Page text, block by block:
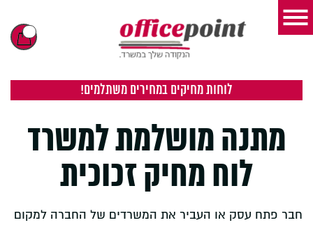
לוחות מחיקים במחירים משתלמים!
מתנה מושלמת למשרד
לוח מחיק זכוכית
חבר פתח עסק או העביר את המשרדים של החברה למקום